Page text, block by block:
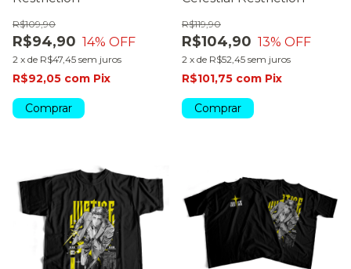
R$94,90
R$109,90
14% OFF
2 x de R$47,45 sem juros
R$92,05 com Pix
Comprar
R$104,90
R$119,90
13% OFF
2 x de R$52,45 sem juros
R$101,75 com Pix
Comprar